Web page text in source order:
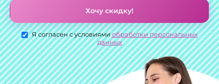
Хочу скидку!
Я согласен с условиямиобработки персональных
данных